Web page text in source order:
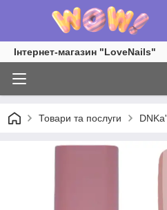
Інтернет-магазин "LoveNails"
Товари та послуги DNKa'